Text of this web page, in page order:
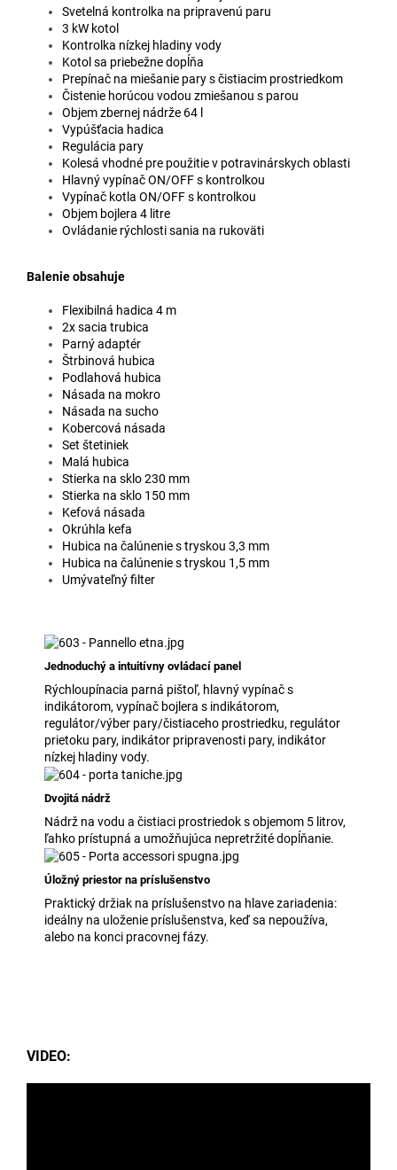
Svetelná kontrolka na pripravenú paru
3 kW kotol
Kontrolka nízkej hladiny vody
Kotol sa priebežne dopĺňa
Prepínač na miešanie pary s čistiacim prostriedkom
Čistenie horúcou vodou zmiešanou s parou
Objem zbernej nádrže 64 l
Vypúšťacia hadica
Regulácia pary
Kolesá vhodné pre použitie v potravinárskych oblasti
Hlavný vypínač ON/OFF s kontrolkou
Vypínač kotla ON/OFF s kontrolkou
Objem bojlera 4 litre
Ovládanie rýchlosti sania na rukoväti
Balenie obsahuje
Flexibilná hadica 4 m
2x sacia trubica
Parný adaptér
Štrbinová hubica
Podlahová hubica
Násada na mokro
Násada na sucho
Kobercová násada
Set štetiniek
Malá hubica
Stierka na sklo 230 mm
Stierka na sklo 150 mm
Kefová násada
Okrúhla kefa
Hubica na čalúnenie s tryskou 3,3 mm
Hubica na čalúnenie s tryskou 1,5 mm
Umývateľný filter
Jednoduchý a intuitívny ovládací panel
Rýchloupínacia parná pištoľ, hlavný vypínač s
indikátorom, vypínač bojlera s indikátorom,
regulátor/výber pary/čistiaceho prostriedku, regulátor
prietoku pary, indikátor pripravenosti pary, indikátor
nízkej hladiny vody.
Dvojitá nádrž
Nádrž na vodu a čistiaci prostriedok s objemom 5 litrov,
ľahko prístupná a umožňujúca nepretržité dopĺňanie.
Úložný priestor na príslušenstvo
Praktický držiak na príslušenstvo na hlave zariadenia:
ideálny na uloženie príslušenstva, keď sa nepoužíva,
alebo na konci pracovnej fázy.
VIDEO: